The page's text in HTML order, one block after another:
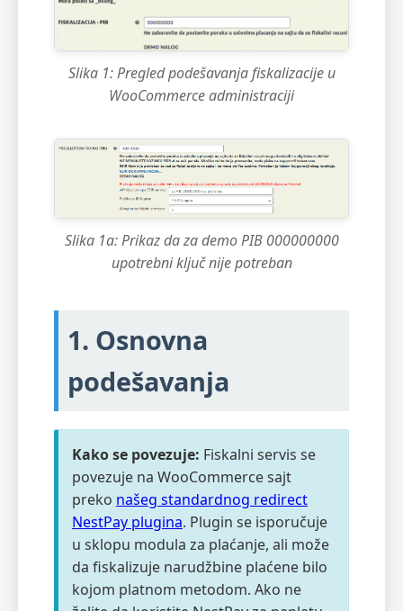
Slika 1: Pregled podešavanja fiskalizacije u
WooCommerce administraciji
Slika 1a: Prikaz da za demo PIB 000000000
upotrebni ključ nije potreban
1. Osnovna
podešavanja
Kako se povezuje: Fiskalni servis se
povezuje na WooCommerce sajt
preko našeg standardnog redirect
NestPay plugina. Plugin se isporučuje
u sklopu modula za plaćanje, ali može
da fiskalizuje narudžbine plaćene bilo
kojom platnom metodom. Ako ne